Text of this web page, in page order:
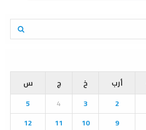
E
A
R
أرب خ ج
س
2
3
4
5
9
10
11
12